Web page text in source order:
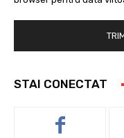
STAI CONECTAT